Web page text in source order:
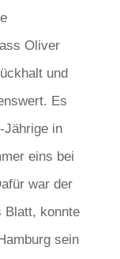
Oliver
und
Es
Jährige in
eins bei
war der
Blatt, konnte
sein